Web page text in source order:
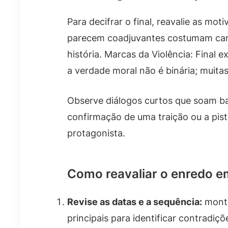
Para decifrar o final, reavalie as
parecem coadjuvantes costumam
história. Marcas da Violência: Final
a verdade moral não é binária;
Observe diálogos curtos que soam
confirmação de uma traição ou a
protagonista.
Como reavaliar o enredo
Revise as datas e a sequência:
principais para identificar